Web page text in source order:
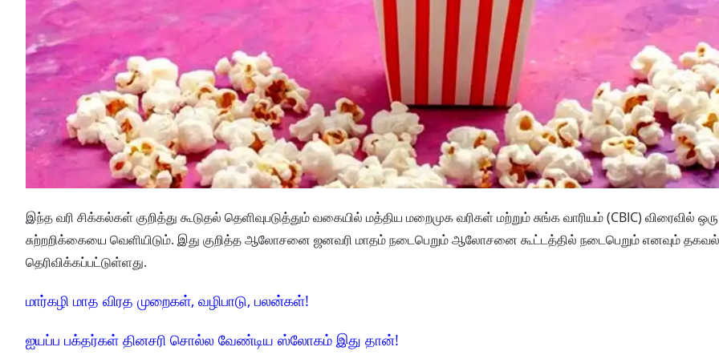
இந்த வரி சிக்கல்கள் குறித்து கூடுதல் தெளிவுபடுத்தும் வகையில் மத்திய மறைமுக வரிகள் மற்றும் சுங்க வாரியம் (CBIC) விரைவில் ஒரு
சுற்றறிக்கையை வெளியிடும். இது குறித்த ஆலோசனை ஜனவரி மாதம் நடைபெறும் ஆலோசனை கூட்டத்தில் நடைபெறும் எனவும் தகவல்
தெரிவிக்கப்பட்டுள்ளது.
மார்கழி மாத விரத முறைகள், வழிபாடு, பலன்கள்!
ஐயப்ப பக்தர்கள் தினசரி சொல்ல வேண்டிய ஸ்லோகம் இது தான்!